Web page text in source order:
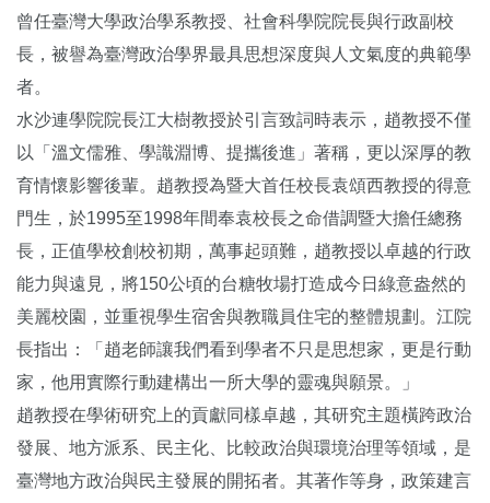
曾任臺灣大學政治學系教授、社會科學院院長與行政副校
長，被譽為臺灣政治學界最具思想深度與人文氣度的典範學
者。
水沙連學院院長江大樹教授於引言致詞時表示，趙教授不僅
以「溫文儒雅、學識淵博、提攜後進」著稱，更以深厚的教
育情懷影響後輩。趙教授為暨大首任校長袁頌西教授的得意
門生，於1995至1998年間奉袁校長之命借調暨大擔任總務
長，正值學校創校初期，萬事起頭難，趙教授以卓越的行政
能力與遠見，將150公頃的台糖牧場打造成今日綠意盎然的
美麗校園，並重視學生宿舍與教職員住宅的整體規劃。江院
長指出：「趙老師讓我們看到學者不只是思想家，更是行動
家，他用實際行動建構出一所大學的靈魂與願景。」
趙教授在學術研究上的貢獻同樣卓越，其研究主題橫跨政治
發展、地方派系、民主化、比較政治與環境治理等領域，是
臺灣地方政治與民主發展的開拓者。其著作等身，政策建言